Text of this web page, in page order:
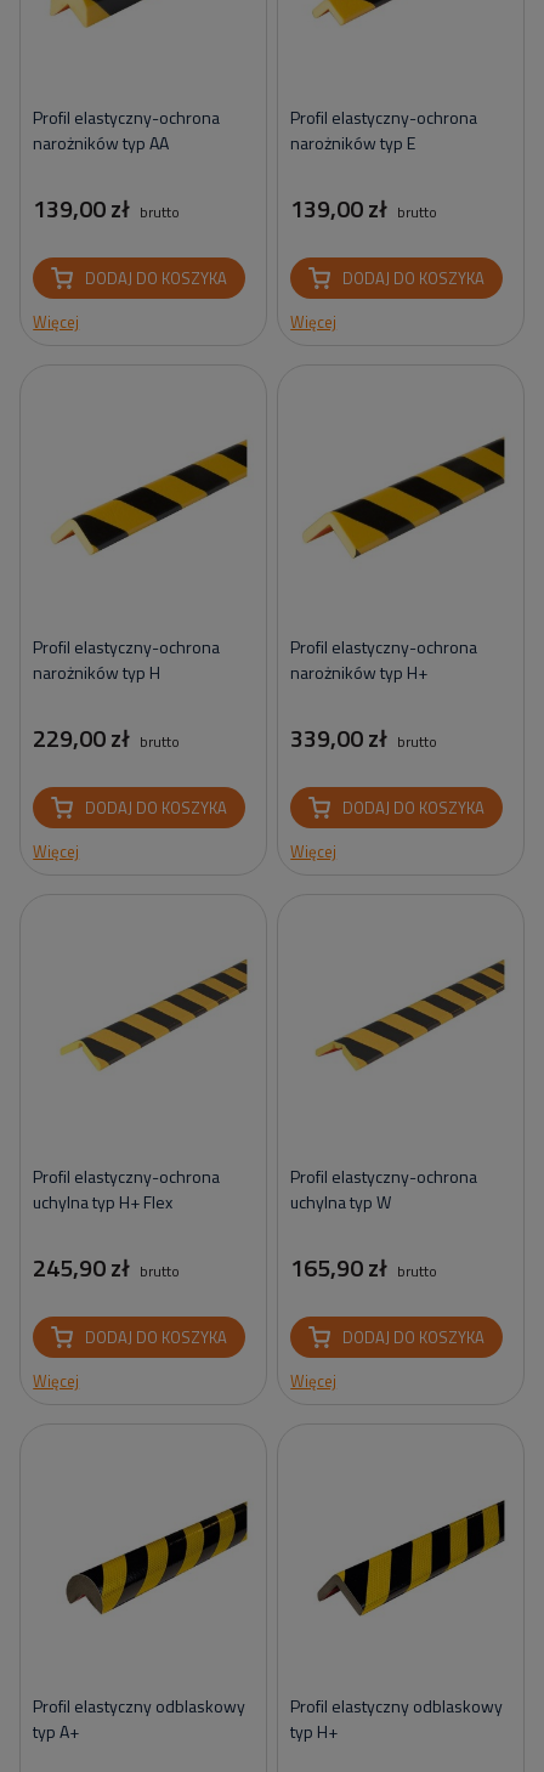
Profil elastyczny-ochrona
narożników typ AA
139,00 zł brutto
DODAJ DO KOSZYKA
Więcej
Profil elastyczny-ochrona
narożników typ E
139,00 zł brutto
DODAJ DO KOSZYKA
Więcej
Profil elastyczny-ochrona
narożników typ H
229,00 zł brutto
DODAJ DO KOSZYKA
Więcej
Profil elastyczny-ochrona
narożników typ H+
339,00 zł brutto
DODAJ DO KOSZYKA
Więcej
Profil elastyczny-ochrona
uchylna typ H+ Flex
245,90 zł brutto
DODAJ DO KOSZYKA
Więcej
Profil elastyczny-ochrona
uchylna typ W
165,90 zł brutto
DODAJ DO KOSZYKA
Więcej
Profil elastyczny odblaskowy
typ A+
Profil elastyczny odblaskowy
typ H+